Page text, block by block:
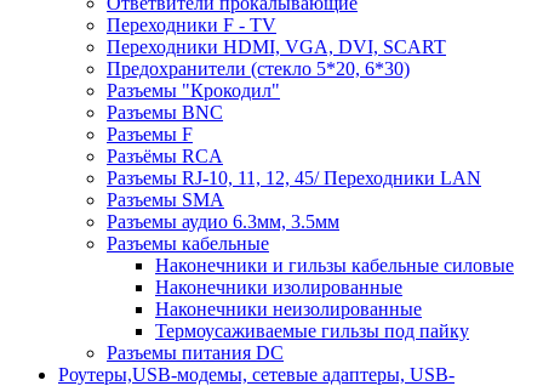
Переходники F - TV
Переходники HDMI, VGA, DVI, SCART
Предохранители (стекло 5*20, 6*30)
Разъемы "Крокодил"
Разъемы BNC
Разъемы F
Разъёмы RCA
Разъемы RJ-10, 11, 12, 45/ Переходники LAN
Разъемы SMA
Разъемы аудио 6.3мм, 3.5мм
Разъемы кабельные
Наконечники и гильзы кабельные силовые
Наконечники изолированные
Наконечники неизолированные
Термоусаживаемые гильзы под пайку
Разъемы питания DC
Роутеры,USB-модемы, сетевые адаптеры, USB-